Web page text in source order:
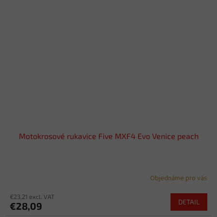
Motokrosové rukavice Five MXF4 Evo Venice peach
Objednáme pro vás
€23,21 excl. VAT
€28,09 DETAIL